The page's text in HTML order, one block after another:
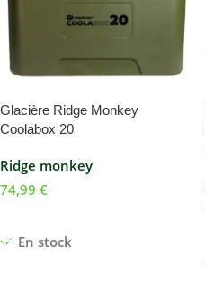
Glacière Ridge Monkey
Coolabox 20
Ridge monkey
En stock
74,99 €